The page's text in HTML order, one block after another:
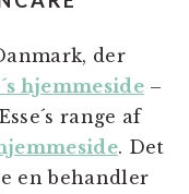
der
hjemmeside–
range af
. Det
en behandler